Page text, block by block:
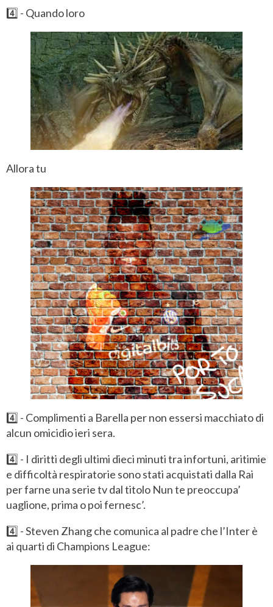
4️⃣ - Quando loro
Allora tu
4️⃣ - Complimenti a Barella per non essersi macchiato di
alcun omicidio ieri sera.
4️⃣ - I diritti degli ultimi dieci minuti tra infortuni, aritimie
e difficoltà respiratorie sono stati acquistati dalla Rai
per farne una serie tv dal titolo Nun te preoccupa’
uaglione, prima o poi fernesc’.
4️⃣ - Steven Zhang che comunica al padre che l’Inter è
ai quarti di Champions League: